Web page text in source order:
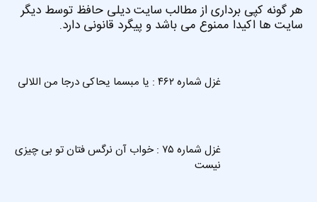
هر گونه کپی برداری از مطالب سایت دیلی حافظ توسط دیگر
سایت ها اکیدا ممنوع می باشد و پیگرد قانونی دارد.
غزل شماره ۴۶۲ : یا مبسما یحاکی درجا من اللالی
غزل شماره ۷۵ : خواب آن نرگس فتان تو بی چیزی
نیست